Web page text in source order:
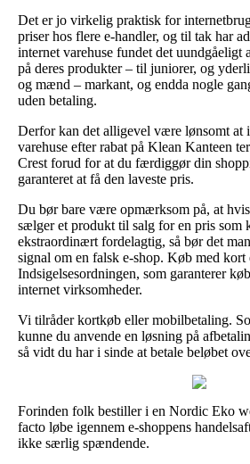
Det er jo virkelig praktisk for
priser hos flere e-handler, og til tak har
internet varehuse fundet det uundgåeligt
på deres produkter – til juniorer, og
og mænd – markant, og endda nogle
uden betaling.
Derfor kan det alligevel være lønsomt at
varehuse efter rabat på Klean Kanteen
Crest forud for at du færdiggør din
garanteret at få den laveste pris.
Du bør bare være opmærksom på, at
sælger et produkt til salg for en pris som
ekstraordinært fordelagtig, så bør det
signal om en falsk e-shop. Køb med
Indsigelsesordningen, som garanterer
internet virksomheder.
Vi tilråder kortkøb eller mobilbetaling.
kunne du anvende en løsning på
så vidt du har i sinde at betale beløbet
Forinden folk bestiller i en Nordic Eko
facto løbe igennem e-shoppens
ikke særlig spændende.